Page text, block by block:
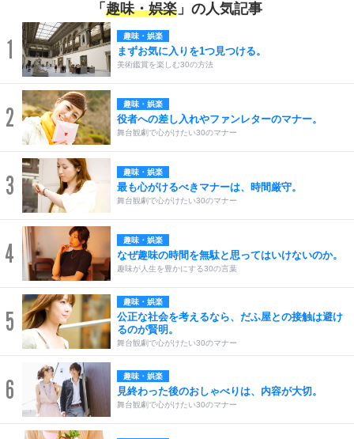
「 趣味・娯楽 」の人気記事
1 趣味・娯楽
まずお気に入りを1つ見つける。
美術鑑賞を楽しむ30の方法
2 趣味・娯楽
役者への差し入れやファンレターのマナー。
舞台観劇で心がけたい30のマナー
3 趣味・娯楽
最も心がけるべきマナーは、時間厳守。
舞台観劇で心がけたい30のマナー
4 趣味・娯楽
なぜ趣味の時間を無駄と思ってはいけないのか。
趣味が人生を豊かにする30の言葉
5
趣味・娯楽
公正な社会を考えるなら、だふ屋との接触は避け
るのが賢明。
舞台観劇で心がけたい30のマナー
6 趣味・娯楽
見終わった後のおしゃべりは、内容が大切。
舞台観劇で心がけたい30のマナー